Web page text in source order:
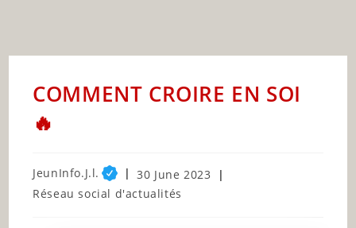
COMMENT CROIRE EN SOI
🔥
Post
author:
JeunInfo.J.l.
Post
published:
30 June 2023
Post
Réseau social d'actualités